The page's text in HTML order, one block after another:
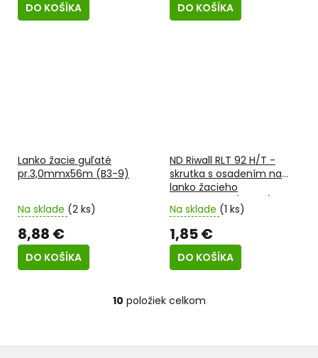
DO KOŠÍKA DO KOŠÍKA
Lanko žacie guľaté
pr.3,0mmx56m (B3-9)
Na sklade (2 ks)
8,88 €
DO KOŠÍKA
ND Riwall RLT 92 H/T -
skrutka s osadením na
lanko žacieho
ústrojenstva (K1-44)
Na sklade (1 ks)
1,85 €
DO KOŠÍKA
O
á
10 položiek celkom